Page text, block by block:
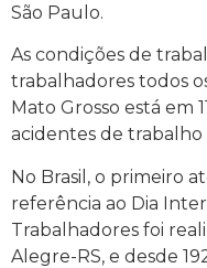
São Paulo.
As condições de
trabalhadores todos
Mato Grosso está em
acidentes de trabalho
No Brasil, o primeiro
referência ao Dia
Trabalhadores foi
Alegre-RS, e desde